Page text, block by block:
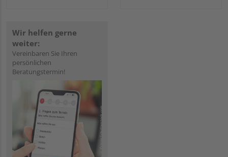
Wir helfen gerne
weiter:
Vereinbaren Sie Ihren
persönlichen
Beratungstermin!